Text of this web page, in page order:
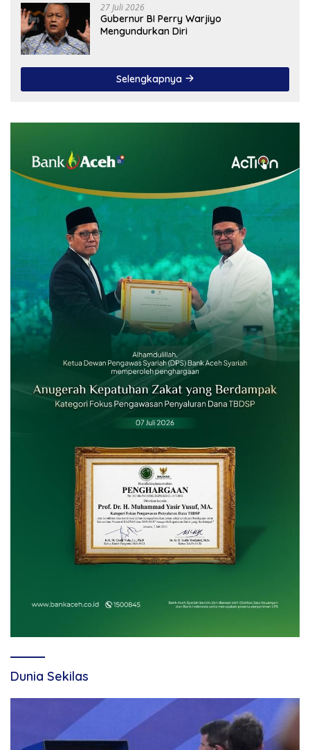
27 Juli 2026
Gubernur BI Perry Warjiyo
Mengundurkan Diri
Selengkapnya
Dunia Sekilas